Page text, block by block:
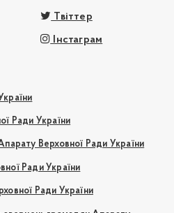
Твіттер
Інстаграм
Ради України
Верховної Ради України
Ради України
Ради України